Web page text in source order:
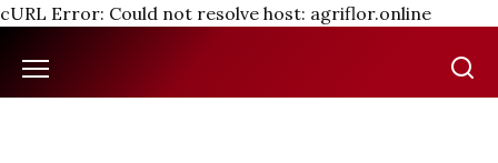
cURL Error: Could not resolve host: agriflor.online
содержанию